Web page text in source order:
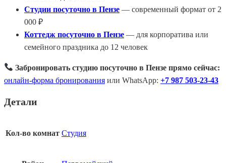
Студии посуточно в Пензе — современный формат от 2
000 ₽
Коттедж посуточно в Пензе — для корпоратива или
семейного праздника до 12 человек
Забронировать студию посуточно в Пензе прямо сейчас:
онлайн-форма бронирования или WhatsApp: +7 987 503-23-43
Детали
Кол-во комнат Студия